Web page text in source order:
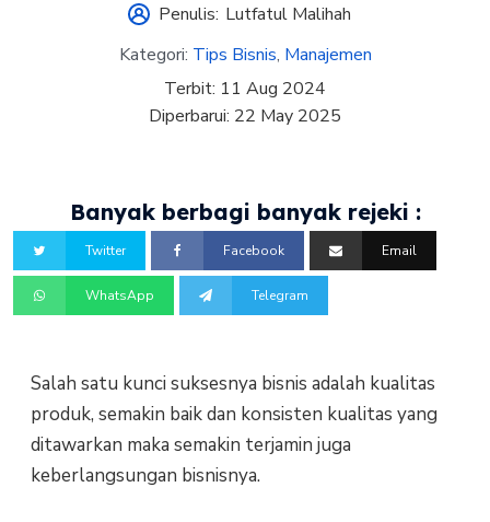
Penulis: Lutfatul Malihah
Kategori: Tips Bisnis, Manajemen
Terbit: 11 Aug 2024
Diperbarui: 22 May 2025
Banyak berbagi banyak rejeki :
Twitter Facebook Email
WhatsApp Telegram
Salah satu kunci suksesnya bisnis adalah kualitas
produk, semakin baik dan konsisten kualitas yang
ditawarkan maka semakin terjamin juga
keberlangsungan bisnisnya.